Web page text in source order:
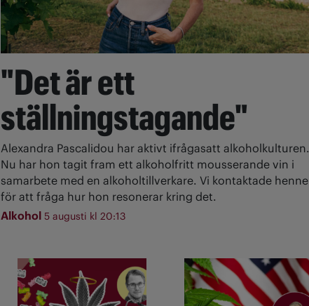
"Det är ett
ställningstagande"
Alexandra Pascalidou har aktivt ifrågasatt alkoholkulturen.
Nu har hon tagit fram ett alkoholfritt mousserande vin i
samarbete med en alkoholtillverkare. Vi kontaktade henne
för att fråga hur hon resonerar kring det.
Alkohol 5 augusti kl 20:13